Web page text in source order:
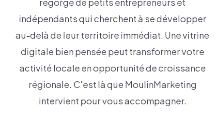
regorge de petits entrepreneurs et
indépendants qui cherchent à se développer
au-delà de leur territoire immédiat. Une vitrine
digitale bien pensée peut transformer votre
activité locale en opportunité de croissance
régionale. C'est là que MoulinMarketing
intervient pour vous accompagner.